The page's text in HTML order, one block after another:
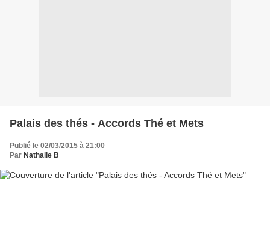
Palais des thés - Accords Thé et Mets
Publié le 02/03/2015 à 21:00
Par Nathalie B